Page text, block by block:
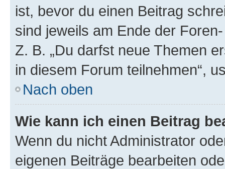
ist, bevor du einen Beitrag
sind jeweils am Ende der
Z. B. „Du darfst neue Themen
in diesem Forum teilnehmen“,
Nach oben
Wie kann ich einen Beitrag
Wenn du nicht Administrator
eigenen Beiträge bearbeiten